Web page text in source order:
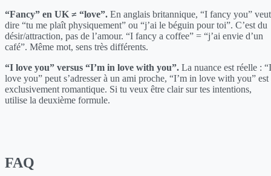
“Fancy” en UK ≠ “love”. En anglais britannique, “I fancy you” veut
dire “tu me plaît physiquement” ou “j’ai le béguin pour toi”. C’est du
désir/attraction, pas de l’amour. “I fancy a coffee” = “j’ai envie d’un
café”. Même mot, sens très différents.
“I love you” versus “I’m in love with you”. La nuance est réelle : “I
love you” peut s’adresser à un ami proche, “I’m in love with you” est
exclusivement romantique. Si tu veux être clair sur tes intentions,
utilise la deuxième formule.
FAQ